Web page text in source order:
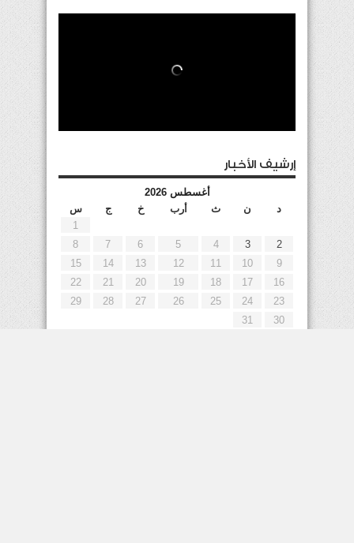
إرشيف الأخبار
أغسطس 2026
د
ن ث أرب خ ج
س
1
2
3
4
5
6
7
8
9
10
11
12
13
14
15
16
17
18
19
20
21
22
23
24
25
26
27
28
29
30
31